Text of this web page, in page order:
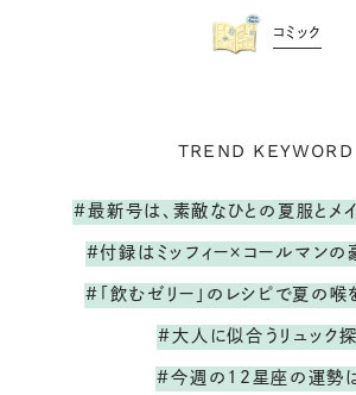
コミック
TREND KEYWORD
#最新号は、素敵なひとの夏服とメ
#付録はミッフィー×コールマンの
#「飲むゼリー」のレシピで夏の喉
#大人に似合うリュック
#今週の12星座の運勢は